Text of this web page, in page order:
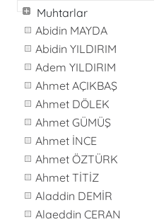
Muhtarlar
Abidin MAYDA
Abidin YILDIRIM
Adem YILDIRIM
Ahmet AÇIKBAŞ
Ahmet DÖLEK
Ahmet GÜMÜŞ
Ahmet İNCE
Ahmet ÖZTÜRK
Ahmet TİTİZ
Aladdin DEMİR
Alaeddin CERAN